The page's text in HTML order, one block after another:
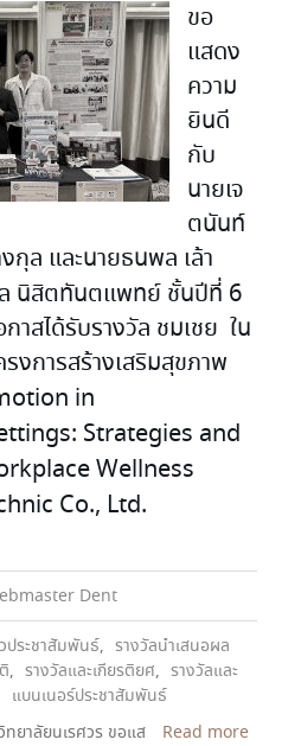
ขอ
แสดง
ความ
ยินดี
กับ
นายเจ
ตนันท์
กุล และนายธนพล เล้า
นิสิตทันตแพทย์ ชั้นปีที่ 6
กาสได้รับรางวัล ชมเชย ใน
งการสร้างเสริมสุขภาพ
in
Strategies and
Wellness
Co., Ltd.
Dent
ประชาสัมพันธ์, รางวัลนำเสนอผล
, รางวัลและเกียรติยศ, รางวัลและ
แบนเนอร์ประชาสัมพันธ์
ยาลัยนเรศวร ขอแส
Read more